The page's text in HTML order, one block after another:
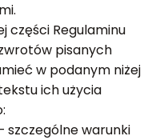
części Regulaminu
pisanych
w podanym niżej
ich użycia
szczególne warunki